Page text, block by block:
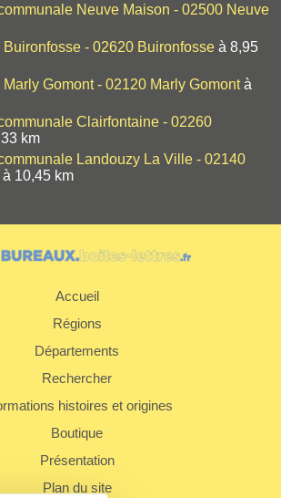
Neuve Maison - 02500 Neuve
Buironfosse - 02620 Buironfosse à 8,95
Gomont - 02120 Marly Gomontà
Clairfontaine - 02260
km
Landouzy La Ville - 02140
à 10,45 km
Accueil
Régions
Départements
Rechercher
histoires et origines
Boutique
Présentation
Plan du site